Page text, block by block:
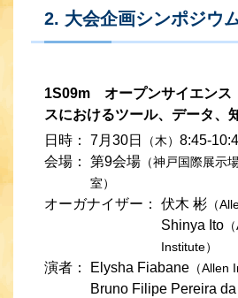
2. 大会企画シンポジウ
1S09m オープンサイエンス
スにおけるツール、データ、
日時：
7月30日 （木） 8:45-
会場：
第9会場 （神戸国際展示
室）
オーガナイザー： 伏木 彬 （
Shinya Ito
Institute）
演者： Elysha Fiabane （Allen
Bruno Filipe Pereira